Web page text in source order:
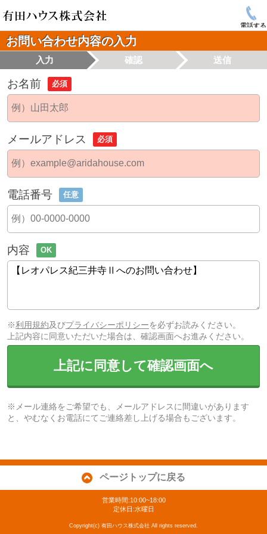
電話する
お問い合わせ内容の入力
入力 確認 送信
お名前 必須
メールアドレス 必須
電話番号 任意
内容 OK
※利用規約及びプライバシーポリシーを必ずお読みください。
上記内容に同意いただいた場合は、確認画面へお進みください。
上記に同意して確認画面へ
※メール連絡をご希望でも、メールアドレスに間違いがあります
と、やむなくお電話にてご連絡差し上げる場合もございます。
ページトップに戻る
営業時間:10:00~18:00
定休日:水曜日
Copyright(c) 有田ハウス株式会社 All rights reserved.